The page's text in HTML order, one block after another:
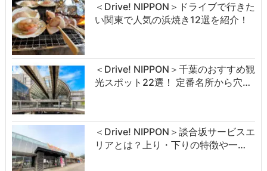
＜Drive! NIPPON＞ドライブで行きた
い関東で人気の浜焼き12選を紹介！
＜Drive! NIPPON＞千葉のおすすめ観
光スポット22選！ 定番名所から穴…
＜Drive! NIPPON＞談合坂サービスエ
リアとは？上り・下りの特徴や一…